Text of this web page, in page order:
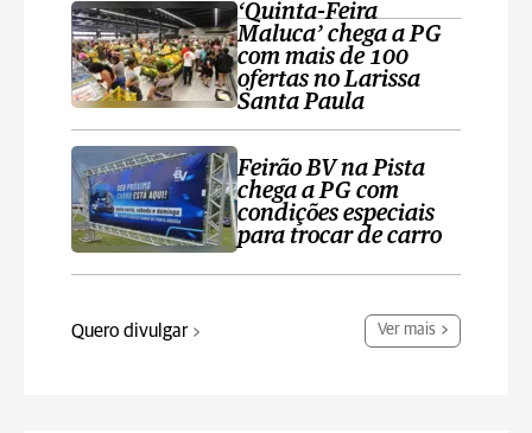
‘Quinta-Feira
Maluca’ chega a PG
com mais de 100
ofertas no Larissa
Santa Paula
Feirão BV na Pista
chega a PG com
condições especiais
para trocar de carro
Quero divulgar Ver mais